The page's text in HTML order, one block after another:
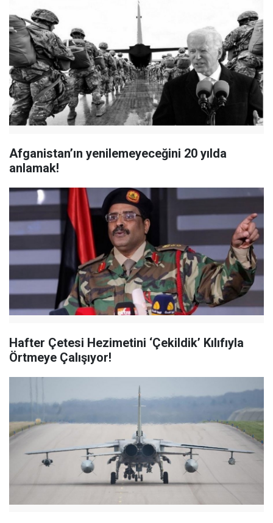
Afganistan’ın yenilemeyeceğini 20 yılda
anlamak!
Hafter Çetesi Hezimetini ‘Çekildik’ Kılıfıyla
Örtmeye Çalışıyor!